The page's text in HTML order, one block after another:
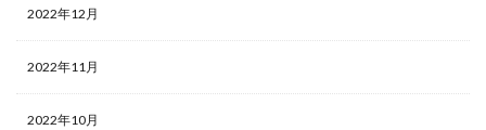
2022年12月
2022年11月
2022年10月